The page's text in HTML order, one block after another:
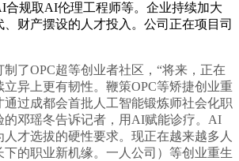
合规取AI伦理工程师等。企业持续加大
财产摆设的人才投入。公司正在项目司
OPC超等创业者社区，“将来，正在
异上更有韧性。鞭策OPC等矫捷创业重
过成都会首批人工智能锻炼师社会化职
的邓瑶冬告诉记者，用AI赋能诊疗。AI
才选拔的硬性要求。现正在越来越多人
下的职业新机缘。一人公司）等创业重生